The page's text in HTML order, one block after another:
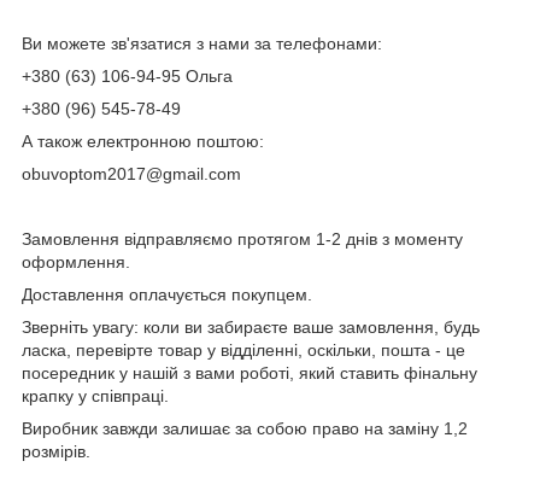
Ви можете зв'язатися з нами за телефонами:
+380 (63) 106-94-95 Ольга
+380 (96) 545-78-49
А також електронною поштою:
obuvoptom2017@gmail.com
Замовлення відправляємо протягом 1-2 днів з моменту
оформлення.
Доставлення оплачується покупцем.
Зверніть увагу: коли ви забираєте ваше замовлення, будь
ласка, перевірте товар у відділенні, оскільки, пошта - це
посередник у нашій з вами роботі, який ставить фінальну
крапку у співпраці.
Виробник завжди залишає за собою право на заміну 1,2
розмірів.